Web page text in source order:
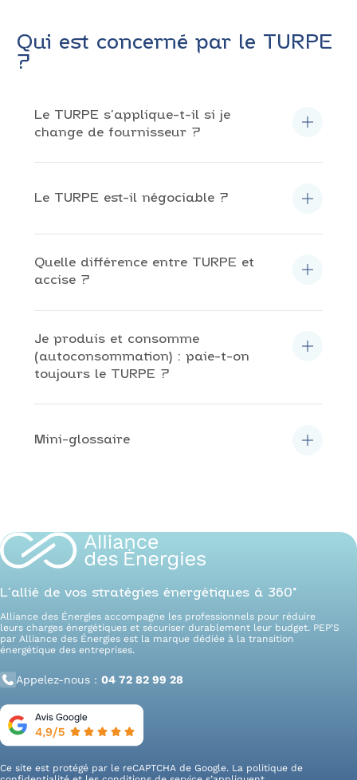
Qui est concerné par le TURPE
?
Le TURPE s’applique-t-il si je
change de fournisseur ?
est collecté sur votre facture puis reversé aux
Le TURPE est-il négociable ?
dimensionnant la puissance et en optimisant les
Quelle différence entre TURPE et
accise ?
L’accise est une taxe (€/MWh consommé).
Je produis et consomme
(autoconsommation) : paie-t-on
toujours le TURPE ?
réinjection, la CI peut s’appliquer.
Mini-glossaire
PDL: Point de Livraison.
CI
: composante d’injection
(producteurs/réinjection).
(mutualisation multi-sites).
L’allié de vos stratégies énergétiques à 360°
Alliance des Énergies accompagne les professionnels pour réduire
leurs charges énergétiques et sécuriser durablement leur budget. PEP’S
par Alliance des Énergies est la marque dédiée à la transition
énergétique des entreprises.
Appelez-nous : 04 72 82 99 28
Ce site est protégé par le reCAPTCHA de Google. La politique de